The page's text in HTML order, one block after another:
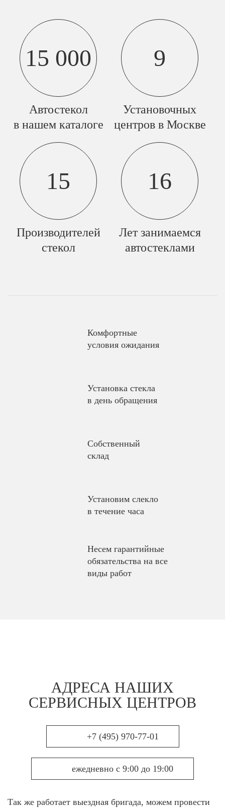
15 000
Автостекол
в нашем каталоге
9
Установочных
центров в Москве
15
Производителей
стекол
16
Лет занимаемся
автостеклами
Комфортные
условия ожидания
Установка стекла
в день обращения
Собственный
склад
Установим слекло
в течение часа
Несем гарантийные
обязательства на все
виды работ
АДРЕСА НАШИХ
СЕРВИСНЫХ ЦЕНТРОВ
+7 (495) 970-77-01
ежедневно с 9:00 до 19:00
Так же работает выездная бригада, можем провести